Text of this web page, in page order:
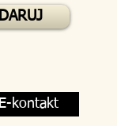
DARUJ
E-kontakt